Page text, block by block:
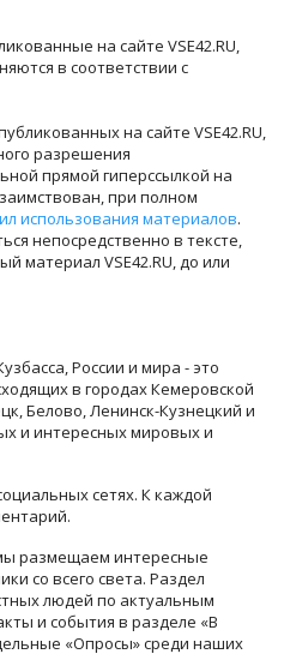
на сайте VSE42.RU,
в соответствии с
на сайте VSE42.RU,
разрешения
прямой гиперссылкой на
при полном
использования материалов.
непосредственно в тексте,
материал VSE42.RU, до или
России и мира - это
в городах Кемеровской
Белово, Ленинск-Кузнецкий и
и интересных мировых и
сетях. К каждой
размещаем интересные
со всего света. Раздел
людей по актуальным
и события в разделе «В
«Опросы» среди наших